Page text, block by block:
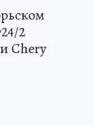
2
Chery